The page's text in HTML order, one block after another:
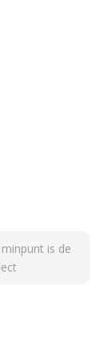
is de